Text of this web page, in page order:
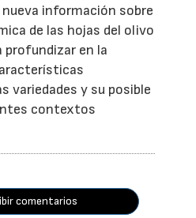
información sobre
de las hojas del olivo
profundizar en la
variedades y su posible
contextos
comentarios